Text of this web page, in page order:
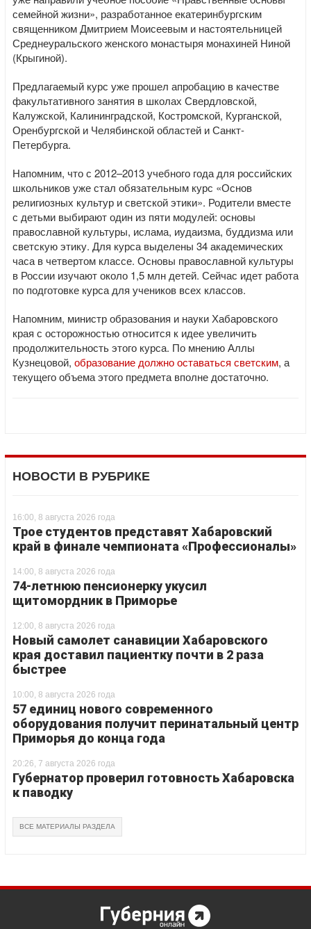
семейной жизни», разработанное екатеринбургским
священником Дмитрием Моисеевым и настоятельницей
Среднеуральского женского монастыря монахиней Ниной
(Крыгиной).
Предлагаемый курс уже прошел апробацию в качестве
факультативного занятия в школах Свердловской,
Калужской, Калининградской, Костромской, Курганской,
Оренбургской и Челябинской областей и Санкт-
Петербурга.
Напомним, что с 2012–2013 учебного года для российских
школьников уже стал обязательным курс «Основ
религиозных культур и светской этики». Родители вместе
с детьми выбирают один из пяти модулей: основы
православной культуры, ислама, иудаизма, буддизма или
светскую этику. Для курса выделены 34 академических
часа в четвертом классе. Основы православной культуры
в России изучают около 1,5 млн детей. Сейчас идет работа
по подготовке курса для учеников всех классов.
Напомним, министр образования и науки Хабаровского
края с осторожностью относится к идее увеличить
продолжительность этого курса. По мнению Аллы
Кузнецовой, образование должно оставаться светским, а
текущего объема этого предмета вполне достаточно.
НОВОСТИ В РУБРИКЕ
16:00, 8 августа 2026 года
Трое студентов представят Хабаровский
край в финале чемпионата «Профессионалы»
14:00, 8 августа 2026 года
74-летнюю пенсионерку укусил
щитомордник в Приморье
12:00, 8 августа 2026 года
Новый самолет санавиции Хабаровского
края доставил пациентку почти в 2 раза
быстрее
10:00, 8 августа 2026 года
57 единиц нового современного
оборудования получит перинатальный центр
Приморья до конца года
20:26, 7 августа 2026 года
Губернатор проверил готовность Хабаровска
к паводку
ВСЕ МАТЕРИАЛЫ РАЗДЕЛА